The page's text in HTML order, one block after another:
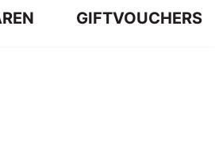
GIFTVOUCHERS